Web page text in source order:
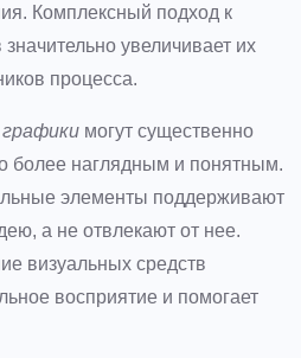
Комплексный подход к
увеличивает их
процесса.
могут существенно
более наглядным и понятным.
элементы поддерживают
а не отвлекают от нее.
визуальных средств
восприятие и помогает